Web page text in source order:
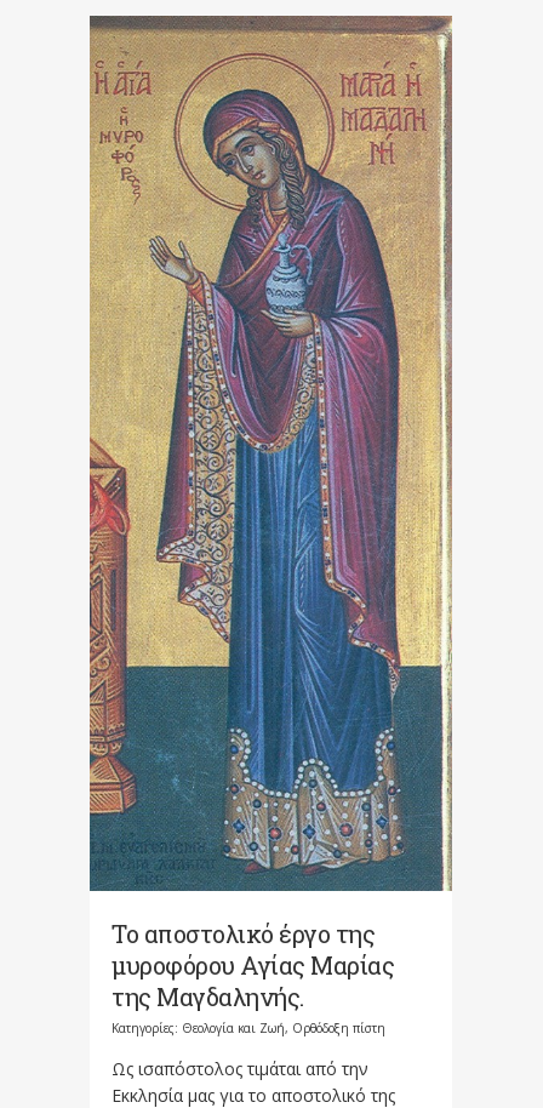
Το αποστολικό έργο της
μυροφόρου Αγίας Μαρίας
της Μαγδαληνής.
Κατηγορίες: Θεολογία και Ζωή, Ορθόδοξη πίστη
Ως ισαπόστολος τιμάται από την
Εκκλησία μας για το αποστολικό της